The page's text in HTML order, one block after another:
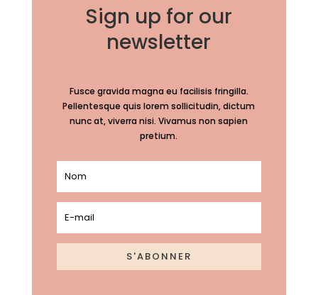
Sign up for our
newsletter
Fusce gravida magna eu facilisis fringilla.
Pellentesque quis lorem sollicitudin, dictum
nunc at, viverra nisi. Vivamus non sapien
pretium.
S'ABONNER